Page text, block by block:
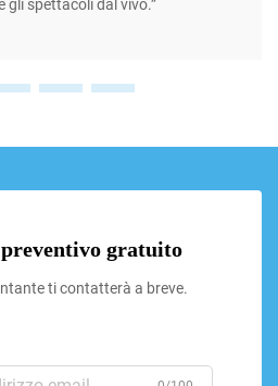
gli spettacoli dal vivo.”
gratuito
ti contatterà a breve.